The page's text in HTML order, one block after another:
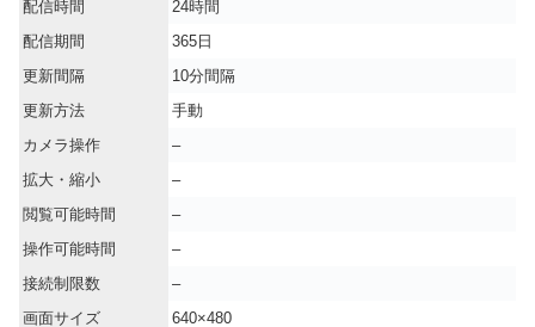
配信時間
24時間
配信期間
365日
更新間隔
10分間隔
更新方法
手動
カメラ操作
–
拡大・縮小
–
閲覧可能時間
–
操作可能時間
–
接続制限数
–
画面サイズ
640×480